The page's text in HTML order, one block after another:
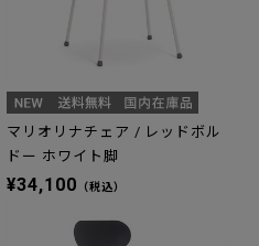
マリオリナチェア / レッドボル
ドー ホワイト脚
¥34,100 （税込）